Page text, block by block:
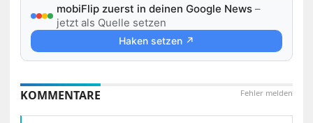
mobiFlip zuerst in deinen Google News –
jetzt als Quelle setzen
Haken setzen ↗
Fehler melden
KOMMENTARE